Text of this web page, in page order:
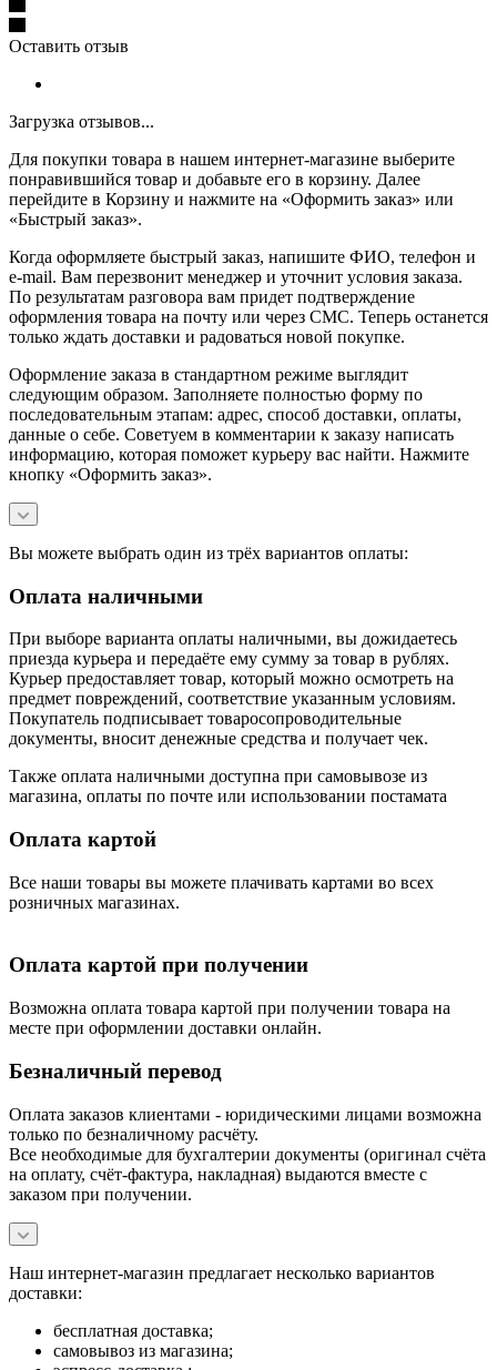
Оставить отзыв
Загрузка отзывов...
Для покупки товара в нашем интернет-магазине выберите
понравившийся товар и добавьте его в корзину. Далее
перейдите в Корзину и нажмите на «Оформить заказ» или
«Быстрый заказ».
Когда оформляете быстрый заказ, напишите ФИО, телефон и
e-mail. Вам перезвонит менеджер и уточнит условия заказа.
По результатам разговора вам придет подтверждение
оформления товара на почту или через СМС. Теперь останется
только ждать доставки и радоваться новой покупке.
Оформление заказа в стандартном режиме выглядит
следующим образом. Заполняете полностью форму по
последовательным этапам: адрес, способ доставки, оплаты,
данные о себе. Советуем в комментарии к заказу написать
информацию, которая поможет курьеру вас найти. Нажмите
кнопку «Оформить заказ».
Вы можете выбрать один из трёх вариантов оплаты:
Оплата наличными
При выборе варианта оплаты наличными, вы дожидаетесь
приезда курьера и передаёте ему сумму за товар в рублях.
Курьер предоставляет товар, который можно осмотреть на
предмет повреждений, соответствие указанным условиям.
Покупатель подписывает товаросопроводительные
документы, вносит денежные средства и получает чек.
Также оплата наличными доступна при самовывозе из
магазина, оплаты по почте или использовании постамата
Оплата картой
Все наши товары вы можете плачивать картами во всех
розничных магазинах.
Оплата картой при получении
Возможна оплата товара картой при получении товара на
месте при оформлении доставки онлайн.
Безналичный перевод
Оплата заказов клиентами - юридическими лицами возможна
только по безналичному расчёту.
Все необходимые для бухгалтерии документы (оригинал счёта
на оплату, счёт-фактура, накладная) выдаются вместе с
заказом при получении.
Наш интернет-магазин предлагает несколько вариантов
доставки:
бесплатная доставка;
самовывоз из магазина;